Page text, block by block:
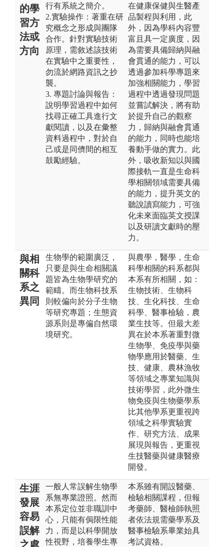
的學
習方
法或
方向
行有系統之簡介。
2.實驗操作：著重在研
究概念之形成與團隊
合作。針對實驗技術
原理，需敘述該技術
在實驗中之重要性，
勿流於網路資訊之抄
襲。
3. 專題討論與報告：
說明學習過程中如何
找尋正確工具進行文
獻閱讀，以及在彙整
資料過程中，對於自
己或是同儕間的相互
鼓勵經驗。
在健康保健與生醫產
品製程與利用，此
外，因為學科內容豐
富且具一定廣度，因
為需要具備歸納與融
會貫通的能力，可以
透過參加科學專題來
加強相關能力，學習
過程中透過發現問題
並嘗試解決，將有助
於提升自己的觀察
力，歸納與融會貫通
的能力，同時也能培
養動手做的實力。此
外，吸收新知以與國
際接軌一直是生命科
學相關領域需要具備
的能力，提升英文的
聽說讀寫能力，可強
化未來面臨英文授課
以及研讀文獻時的壓
力。
與相
關科
系之
異同
生物學的範圍廣泛，
只要是與生命相關議
題皆為生物學研究的
範疇。而生物科技系
則較偏向於分子生物
等研究專題；生態資
源系則是專偏自然環
境研究。
與農學，醫學，生命
科學相關的科系都與
本系有所相關，如：
生物技術、生物科
技、生化科技、生命
科學、醫事檢驗，農
業生技等。但最大差
異在於本系著重對微
生物學、免疫學與藥
物學應用於醫藥、生
技、健康、農林漁牧
等領域之專業知識與
技術學習，此外微生
物免疫與生物藥學系
比其他學系更重視跨
領域之科學實驗實
作、研究方法、成果
展現與報告，更重視
生技醫藥與健康醫療
開發。
生涯
發展
容易
誤解
之處
一般人常誤解生物學
系無專業證照。然而
本系定位並非職訓中
心，只能有侷限性能
力，而是以科學開放
性視野，培養學生專
本系雖有開設醫藥、
檢驗相關課程，但報
考藥師、醫檢師執照
者依法規需藥學系及
醫事檢驗系畢業始具
考試資格。